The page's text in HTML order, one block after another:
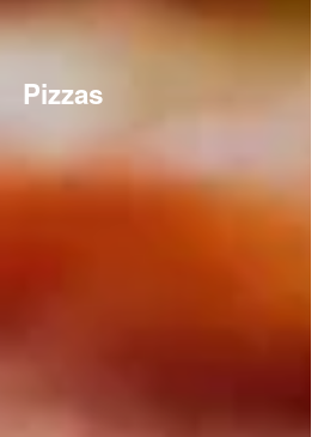
Pizzas